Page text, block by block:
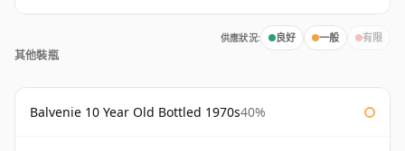
供應狀況: 良好 一般 有限
其他裝瓶
Balvenie 10 Year Old Bottled 1970s40%